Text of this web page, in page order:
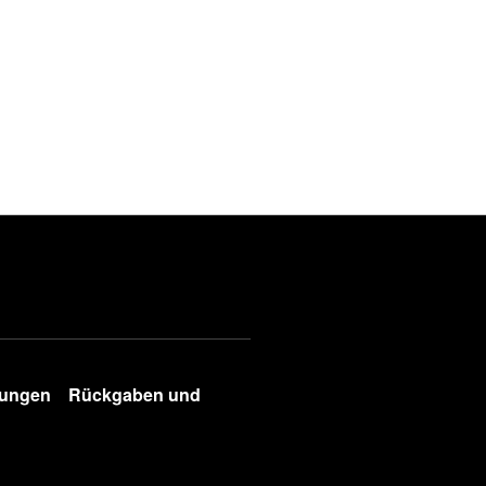
Rückgaben und